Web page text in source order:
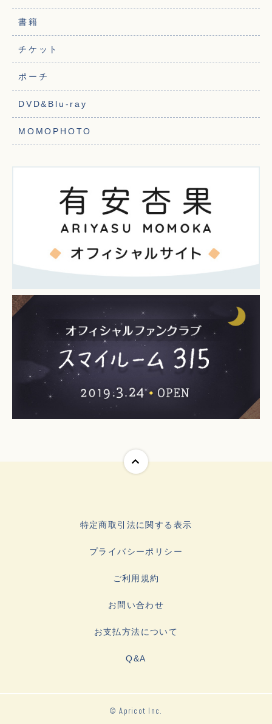
書籍
チケット
ポーチ
DVD&Blu-ray
MOMOPHOTO
特定商取引法に関する表示
プライバシーポリシー
ご利用規約
お問い合わせ
お支払方法について
Q&A
© Apricot Inc.